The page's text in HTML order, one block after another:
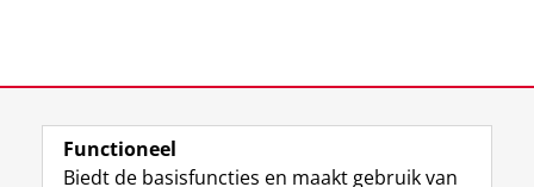
View this page in:English
Functioneel
Biedt de basisfuncties en maakt gebruik van